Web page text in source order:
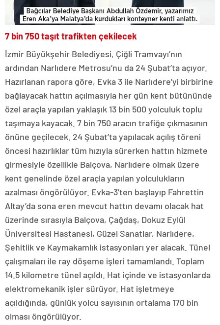
7 bin 750 taşıt trafikten çekilecek
İzmir Büyükşehir Belediyesi, Çiğli Tramvayı’nın
ardından Narlıdere Metrosu’nu da 24 Şubat’ta açıyor.
Hazırlanan rapora göre, Evka 3 ile Narlıdere’yi birbirine
bağlayacak hattın açılmasıyla her gün kent bütününde
özel araçla yapılan yaklaşık 13 bin 500 yolculuk toplu
taşımaya kayacak. 7 bin 750 aracın trafiğe çıkmasının
önüne geçilecek. 24 Şubat’ta yapılacak açılış töreni
öncesi hazırlıklar tüm hızıyla sürerken hattın hizmete
girmesiyle özellikle Balçova, Narlıdere olmak üzere
kent genelinde özel araçla yapılan yolculukların
azalması öngörülüyor. Evka-3’ten başlayıp Fahrettin
Altay’da sona eren mevcut hattın devamı olacak hat
üzerinde sırasıyla Balçova, Çağdaş, Dokuz Eylül
Üniversitesi Hastanesi, Güzel Sanatlar, Narlıdere,
Şehitlik ve Kaymakamlık istasyonları yer alacak. Tünel
çalışmaları ile ray döşeme işleri tamamlandı. Toplam
14.5 kilometre tünel açıldı. Hat içinde ve istasyonlarda
elektromekanik işler sürüyor. Hat işletmeye
açıldığında, günlük yolcu sayısının ortalama 170 bin
olması öngörülüyor.